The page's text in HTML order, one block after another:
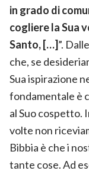
in grado di
cogliere la Sua
Santo, […]”.
che, se
Sua ispirazione
fondamentale è
al Suo cospetto.
volte non
Bibbia è che i
tante cose. Ad